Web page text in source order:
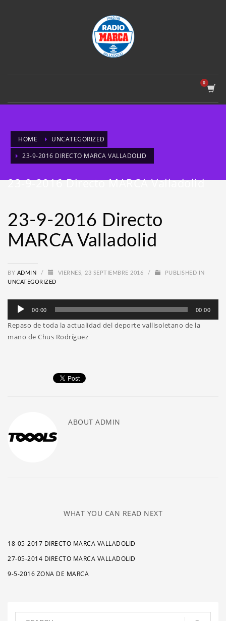
HOME
UNCATEGORIZED
23-9-2016 DIRECTO MARCA VALLADOLID
23-9-2016 Directo MARCA Valladolid
23-9-2016 Directo
MARCA Valladolid
BY ADMIN / VIERNES, 23 SEPTIEMBRE 2016 /
PUBLISHED IN
UNCATEGORIZED
Reproductor
audio
00:00 00:00
Repaso de toda la actualidad del deporte vallisoletano de la
mano de Chus Rodríguez
ABOUT ADMIN
WHAT YOU CAN READ NEXT
18-05-2017 DIRECTO MARCA VALLADOLID
27-05-2014 DIRECTO MARCA VALLADOLID
9-5-2016 ZONA DE MARCA